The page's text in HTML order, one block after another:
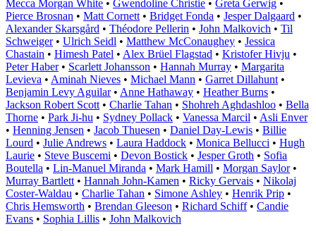
Mecca Morgan White • Gwendoline Christie • Greta Gerwig •
Pierce Brosnan • Matt Cornett • Bridget Fonda • Jesper Dalgaard •
Alexander Skarsgård • Théodore Pellerin • John Malkovich • Til
Schweiger• Ulrich Seidl • Matthew McConaughey • Jessica
Chastain • Himesh Patel • Alex Brüel Flagstad • Kristofer Hivju •
Peter Haber• Scarlett Johansson • Hannah Murray • Margarita
Levieva • Aminah Nieves • Michael Mann • Garret Dillahunt •
Benjamin Levy Aguilar• Anne Hathaway • Heather Burns •
Jackson Robert Scott • Charlie Tahan • Shohreh Aghdashloo • Bella
Thorne • Park Ji-hu • Sydney Pollack • Vanessa Marcil • Asli Enver
• Henning Jensen • Jacob Thuesen • Daniel Day-Lewis • Billie
Lourd • Julie Andrews • Laura Haddock • Monica Bellucci • Hugh
Laurie • Steve Buscemi • Devon Bostick • Jesper Groth • Sofia
Boutella • Lin-Manuel Miranda • Mark Hamill • Morgan Saylor•
Murray Bartlett • Hannah John-Kamen • Ricky Gervais • Nikolaj
Coster-Waldau • Charlie Tahan • Simone Ashley • Henrik Prip •
Chris Hemsworth • Brendan Gleeson • Richard Schiff• Candie
Evans • Sophia Lillis • John Malkovich